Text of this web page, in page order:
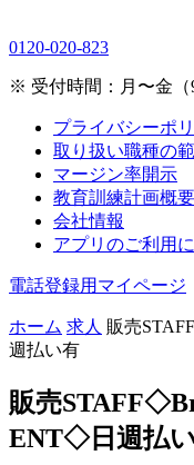
0120-020-823
※ 受付時間：月〜金（
プライバシーポ
取り扱い職種の
マージン率開示
教育訓練計画概要
会社情報
アプリのご利用
電話登録用マイページ
ホーム 求人 販売
週払い有
販売
ENT◇日週払